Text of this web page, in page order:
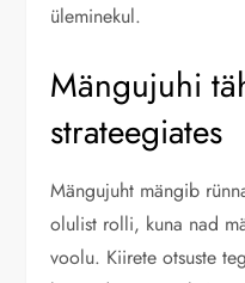
üleminekul.
Mängujuhi
strateegiates
Mängujuht mängib
olulist rolli, kuna nad
voolu. Kiirete otsuste